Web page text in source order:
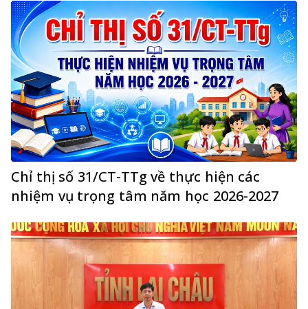
Chỉ thị số 31/CT-TTg về thực hiện các
nhiệm vụ trọng tâm năm học 2026-2027